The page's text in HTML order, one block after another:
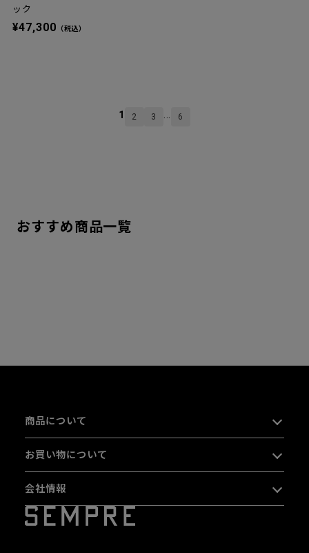
ック
¥47,300 （税込）
1 2 3 6
おすすめ商品一覧
商品について
お買い物について
会社情報